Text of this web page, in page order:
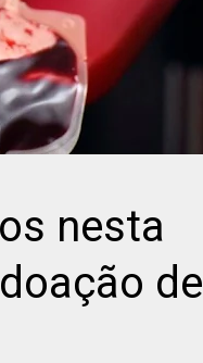
nesta
de